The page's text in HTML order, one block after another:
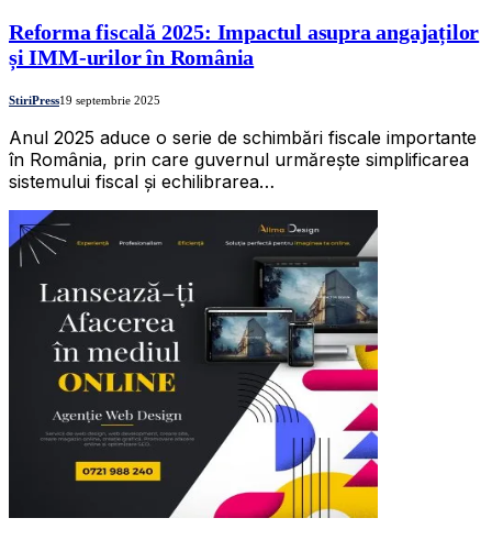
Reforma fiscală 2025: Impactul asupra angajaților
și IMM-urilor în România
StiriPress19 septembrie 2025
Anul 2025 aduce o serie de schimbări fiscale importante
în România, prin care guvernul urmărește simplificarea
sistemului fiscal și echilibrarea…